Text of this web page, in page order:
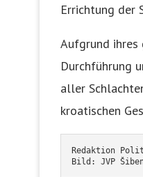
Errichtung der
Aufgrund ihres
Durchführung
aller
kroatischen
Redaktion
Bild: JVP